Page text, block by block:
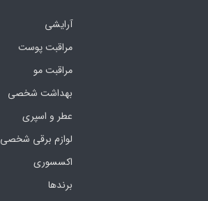
آرایشی
مراقبت پوست
مراقبت مو
بهداشت شخصی
عطر و اسپری
لوازم برقی شخصی
اکسسوری
برندها